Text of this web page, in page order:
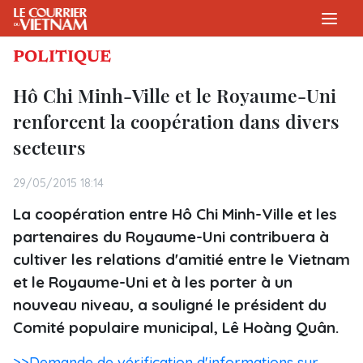
POLITIQUE
Hô Chi Minh-Ville et le Royaume-Uni
renforcent la coopération dans divers
secteurs
29/05/2015 18:14
La coopération entre Hô Chi Minh-Ville et les
partenaires du Royaume-Uni contribuera à
cultiver les relations d'amitié entre le Vietnam
et le Royaume-Uni et à les porter à un
nouveau niveau, a souligné le président du
Comité populaire municipal, Lê Hoàng Quân.